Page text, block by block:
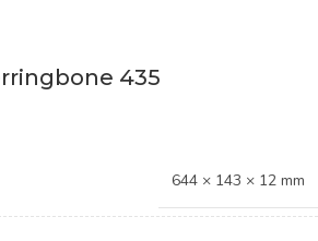
435
644 × 143 × 12 mm